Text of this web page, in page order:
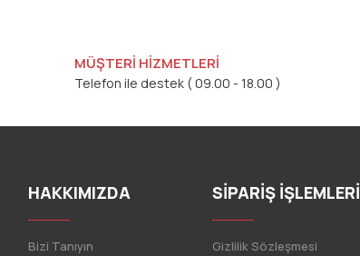
MÜŞTERİ HİZMETLERİ
Telefon ile destek ( 09.00 - 18.00 )
HAKKIMIZDA
Bizi Tanıyın
SİPARİŞ İŞLEMLERİ
Gizlilik Sözleşmesi